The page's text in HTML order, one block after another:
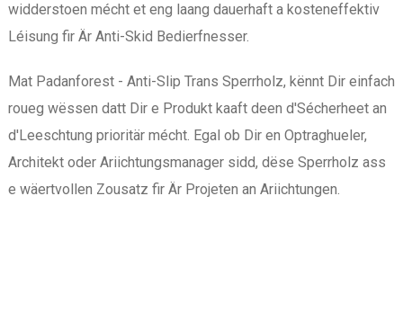
widderstoen mécht et eng laang dauerhaft a kosteneffektiv
Léisung fir Är Anti-Skid Bedierfnesser.
Mat Padanforest - Anti-Slip Trans Sperrholz, kënnt Dir einfach
roueg wëssen datt Dir e Produkt kaaft deen d'Sécherheet an
d'Leeschtung prioritär mécht. Egal ob Dir en Optraghueler,
Architekt oder Ariichtungsmanager sidd, dëse Sperrholz ass
e wäertvollen Zousatz fir Är Projeten an Ariichtungen.